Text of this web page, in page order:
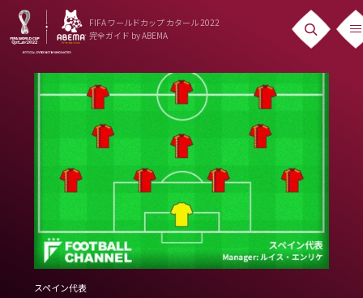
FIFA ワールドカップ カタール 2022
完全ガイド by ABEMA
ニュース
Teams
日本代表
Team Japan
日程・結果
スペイン代表